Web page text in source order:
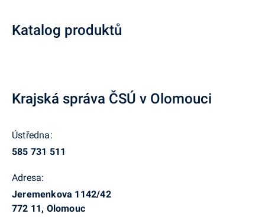
Katalog produktů
Krajská správa ČSÚ v Olomouci
Ústředna:
585 731 511
Adresa:
Jeremenkova 1142/42
772 11, Olomouc